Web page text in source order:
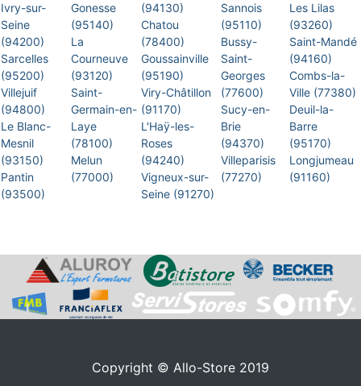
Ivry-sur-
Seine
(94200)
Sarcelles
(95200)
Villejuif
(94800)
Le Blanc-
Mesnil
(93150)
Pantin
(93500)
Gonesse
(95140)
La
Courneuve
(93120)
Saint-
Germain-en-
Laye
(78100)
Melun
(77000)
(94130)
Chatou
(78400)
Goussainville
(95190)
Viry-Châtillon
(91170)
L'Haÿ-les-
Roses
(94240)
Vigneux-sur-
Seine (91270)
Sannois
(95110)
Bussy-
Saint-
Georges
(77600)
Sucy-en-
Brie
(94370)
Villeparisis
(77270)
Les Lilas
(93260)
Saint-Mandé
(94160)
Combs-la-
Ville (77380)
Deuil-la-
Barre
(95170)
Longjumeau
(91160)
Copyright © Allo-Store 2019